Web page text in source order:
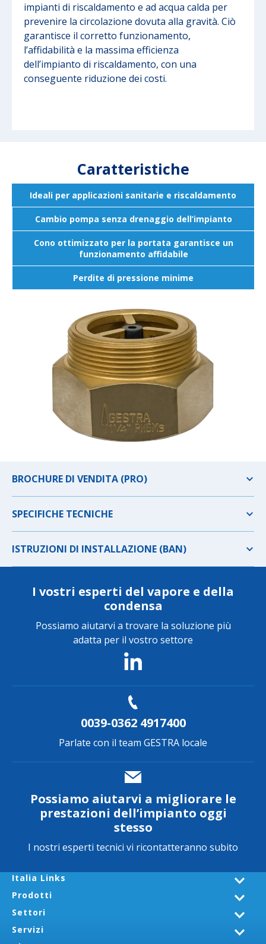
impianti di riscaldamento e ad acqua calda per
prevenire la circolazione dovuta alla gravità. Ciò
garantisce il corretto funzionamento,
l’affidabilità e la massima efficienza
dell’impianto di riscaldamento, con una
conseguente riduzione dei costi.
Caratteristiche
Ideali per applicazioni sanitarie e riscaldamento
Cambio pompa senza drenaggio dell’impianto
Cono ottimizzato per la portata garantisce un
funzionamento affidabile
Perdite di pressione minime
BROCHURE DI VENDITA (PRO)
SPECIFICHE TECNICHE
ISTRUZIONI DI INSTALLAZIONE (BAN)
I vostri esperti del vapore e della
condensa
Possiamo aiutarvi a trovare la soluzione più
adatta per il vostro settore
0039-0362 4917400
Parlate con il team GESTRA locale
Possiamo aiutarvi a migliorare le
prestazioni dell’impianto oggi
stesso
I nostri esperti tecnici vi ricontatteranno subito
Italia Links
Prodotti
Settori
Servizi